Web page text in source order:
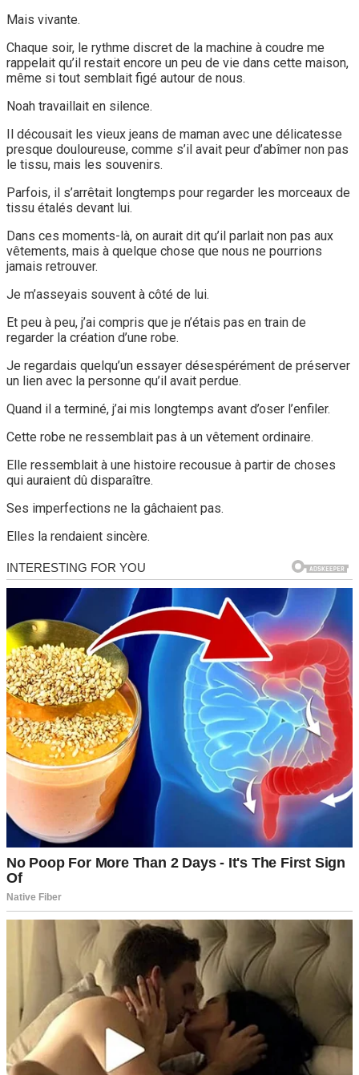
Mais vivante.
Chaque soir, le rythme discret de la machine à coudre me
rappelait qu’il restait encore un peu de vie dans cette maison,
même si tout semblait figé autour de nous.
Noah travaillait en silence.
Il décousait les vieux jeans de maman avec une délicatesse
presque douloureuse, comme s’il avait peur d’abîmer non pas
le tissu, mais les souvenirs.
Parfois, il s’arrêtait longtemps pour regarder les morceaux de
tissu étalés devant lui.
Dans ces moments-là, on aurait dit qu’il parlait non pas aux
vêtements, mais à quelque chose que nous ne pourrions
jamais retrouver.
Je m’asseyais souvent à côté de lui.
Et peu à peu, j’ai compris que je n’étais pas en train de
regarder la création d’une robe.
Je regardais quelqu’un essayer désespérément de préserver
un lien avec la personne qu’il avait perdue.
Quand il a terminé, j’ai mis longtemps avant d’oser l’enfiler.
Cette robe ne ressemblait pas à un vêtement ordinaire.
Elle ressemblait à une histoire recousue à partir de choses
qui auraient dû disparaître.
Ses imperfections ne la gâchaient pas.
Elles la rendaient sincère.